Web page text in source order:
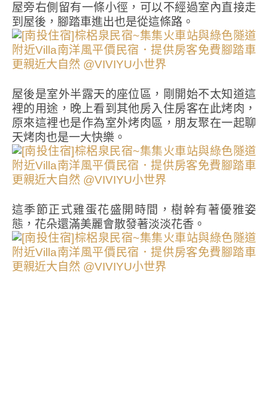
屋旁右側留有一條小徑，可以不經過室內直接走
到屋後，腳踏車進出也是從這條路。
屋後是室外半露天的座位區，剛開始不太知道這
裡的用途，晚上看到其他房入住房客在此烤肉，
原來這裡也是作為室外烤肉區，朋友聚在一起聊
天烤肉也是一大快樂。
這季節正式雞蛋花盛開時間，樹幹有著優雅姿
態，花朵還滿美麗會散發著淡淡花香。